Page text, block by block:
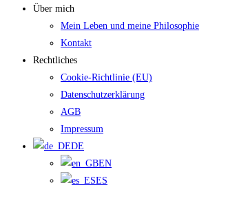
Über mich
Mein Leben und meine Philosophie
Kontakt
Rechtliches
Cookie-Richtlinie (EU)
Datenschutzerklärung
AGB
Impressum
DE
EN
ES